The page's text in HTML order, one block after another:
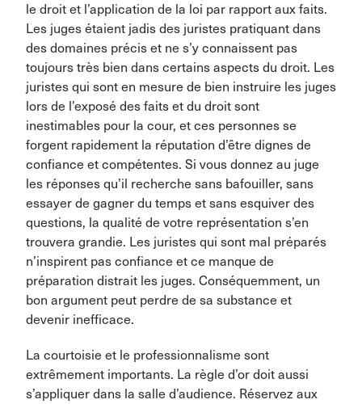
le droit et l’application de la loi par rapport aux faits.
Les juges étaient jadis des juristes pratiquant dans
des domaines précis et ne s’y connaissent pas
toujours très bien dans certains aspects du droit. Les
juristes qui sont en mesure de bien instruire les juges
lors de l’exposé des faits et du droit sont
inestimables pour la cour, et ces personnes se
forgent rapidement la réputation d’être dignes de
confiance et compétentes. Si vous donnez au juge
les réponses qu’il recherche sans bafouiller, sans
essayer de gagner du temps et sans esquiver des
questions, la qualité de votre représentation s’en
trouvera grandie. Les juristes qui sont mal préparés
n’inspirent pas confiance et ce manque de
préparation distrait les juges. Conséquemment, un
bon argument peut perdre de sa substance et
devenir inefficace.
La courtoisie et le professionnalisme sont
extrêmement importants. La règle d’or doit aussi
s’appliquer dans la salle d’audience. Réservez aux